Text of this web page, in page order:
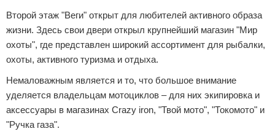
Второй этаж "Веги" открыт для любителей активного образа
жизни. Здесь свои двери открыл крупнейший магазин "Мир
охоты", где представлен широкий ассортимент для рыбалки,
охоты, активного туризма и отдыха.
Немаловажным является и то, что большое внимание
уделяется владельцам мотоциклов – для них экипировка и
аксессуары в магазинах Crazy iron, "Твой мото", "Токомото" и
"Ручка газа".